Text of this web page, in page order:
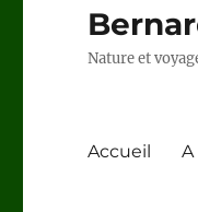
Nature et
Accueil